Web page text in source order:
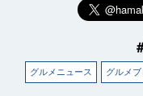
グルメニュース グルメブ